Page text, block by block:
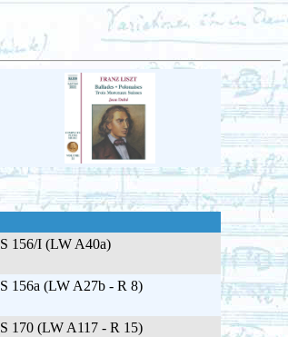
S 156/I (LW A40a)
S 156a (LW A27b - R 8)
S 170 (LW A117 - R 15)